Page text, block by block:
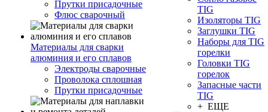
Прутки присадочные
Флюс сварочный
Материалы для сварки
алюминия и его сплавов
Электроды сварочные
Проволока сплошная
Прутки присадочные
TIG
Изоляторы TIG
Заглушки TIG
Наборы для TIG
горелки
Головки TIG
горелок
Запасные части
TIG
+ ЕЩЕ